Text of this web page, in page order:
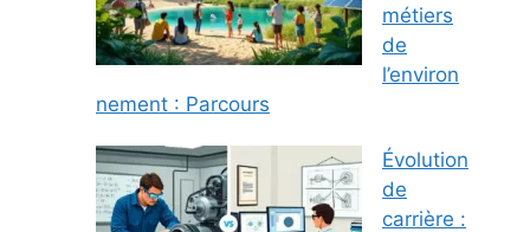
métiers
de
l’environ
nement : Parcours
Évolution
de
carrière :